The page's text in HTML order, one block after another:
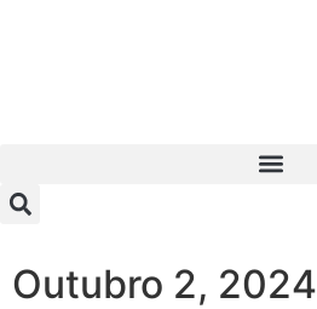
Outubro 2, 2024